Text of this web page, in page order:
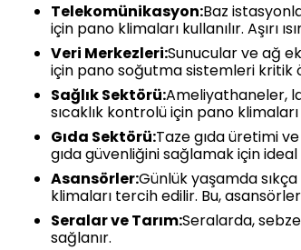
Telekomünikasyon:Baz
için pano klimaları kullanılır. Aşırı
Veri Merkezleri:Sunucular ve ağ
için pano soğutma sistemleri kritik
Sağlık Sektörü:Ameliyathaneler,
sıcaklık kontrolü için pano
Gıda Sektörü:Taze gıda üretimi
gıda güvenliğini sağlamak için
Asansörler:Günlük yaşamda sıkça
klimaları tercih edilir. Bu,
Seralar ve Tarım:Seralarda,
sağlanır.